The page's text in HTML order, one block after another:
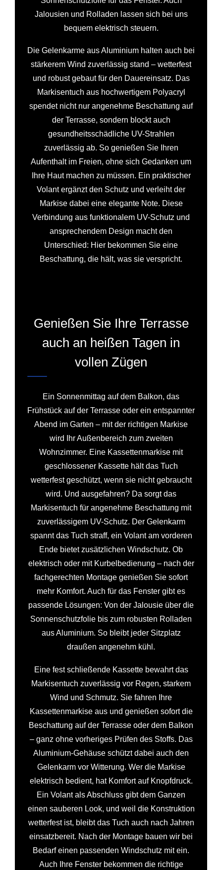
Jalousien und Rolladen lassen sich bei uns
bequem elektrisch steuern.
Die Gelenkarme aus Aluminium halten auch bei
stärkerem Wind zuverlässig stand – wetterfest
und robust gebaut für den Dauereinsatz. Das
Markisentuch aus hochwertigem Polyacryl
spendet nicht nur angenehme Beschattung auf
der Terrasse, sondern blockt auch
gesundheitsschädliche UV-Strahlen
zuverlässig ab. So genießen Sie Ihren
Aufenthalt im Freien, ohne sich Gedanken um
Ihre Haut machen zu müssen. Ein praktischer
Volant ergänzt den Schutz und verleiht der
Markise dabei eine elegante Note. Diese
Verbindung aus funktionalem UV-Schutz und
ansprechendem Design macht den
Unterschied: Hier bekommen Sie eine
Beschattung, die hält, was sie verspricht.
Genießen Sie Ihre Terrasse
auch an heißen Tagen in
vollen Zügen
Ein Sonnenmittag auf dem Balkon, das
Frühstück auf der Terrasse oder ein entspannter
Abend im Garten – mit der richtigen Markise
wird Ihr Außenbereich zum zweiten
Wohnzimmer. Eine Kassettenmarkise mit
geschlossener Kassette hält das Tuch
wetterfest geschützt, wenn sie nicht gebraucht
wird. Und ausgefahren? Da sorgt das
Markisentuch für angenehme Beschattung mit
zuverlässigem UV-Schutz. Der Gelenkarm
spannt das Tuch straff, ein Volant am vorderen
Ende bietet zusätzlichen Windschutz. Ob
elektrisch oder mit Kurbelbedienung – nach der
fachgerechten Montage genießen Sie sofort
mehr Komfort. Auch für das Fenster gibt es
passende Lösungen: Von der Jalousie über die
Sonnenschutzfolie bis zum robusten Rolladen
aus Aluminium. So bleibt jeder Sitzplatz
draußen angenehm kühl.
Eine fest schließende Kassette bewahrt das
Markisentuch zuverlässig vor Regen, starkem
Wind und Schmutz. Sie fahren Ihre
Kassettenmarkise aus und genießen sofort die
Beschattung auf der Terrasse oder dem Balkon
– ganz ohne vorheriges Prüfen des Stoffs. Das
Aluminium-Gehäuse schützt dabei auch den
Gelenkarm vor Witterung. Wer die Markise
elektrisch bedient, hat Komfort auf Knopfdruck.
Ein Volant als Abschluss gibt dem Ganzen
einen sauberen Look, und weil die Konstruktion
wetterfest ist, bleibt das Tuch auch nach Jahren
einsatzbereit. Nach der Montage bauen wir bei
Bedarf einen passenden Windschutz mit ein.
Auch Ihre Fenster bekommen die richtige